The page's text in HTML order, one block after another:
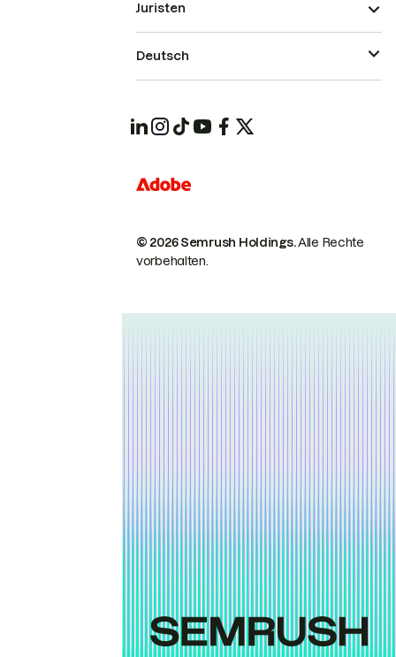
© 2026 Semrush Holdings.Alle Rechte
vorbehalten.
Juristen
Deutsch